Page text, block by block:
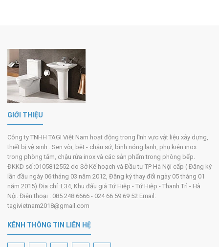
GIỚI THIỆU
Công ty TNHH TAGI Việt Nam hoạt động trong lĩnh vực vật liệu xây dựng,
thiết bị vệ sinh : Sen vòi, bệt - chậu sứ, bình nóng lạnh, phụ kiện inox
trong phòng tắm, chậu rửa inox và các sản phẩm trong phòng bếp.
ĐKKD số :0105812552 do Sở Kế hoạch và Đầu tư TP Hà Nội cấp ( Đăng ký
lần đầu ngày 06 tháng 03 năm 2012, Đăng ký thay đổi ngày 05 tháng 01
năm 2015) Địa chỉ :L34, Khu đấu giá Tứ Hiệp - Tứ Hiệp - Thanh Trì - Hà
Nội. Điện thoại : 085 248 6666 - 024 66 59 69 52 Email:
tagivietnam2018@gmail.com
KÊNH THÔNG TIN LIÊN HỆ